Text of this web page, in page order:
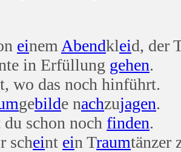
einem Abendkleid, der
in Erfüllung gehen.
t, wo das noch hinführt.
gebilde nachzujagen.
schon noch finden.
scheint ein Traumtänzer